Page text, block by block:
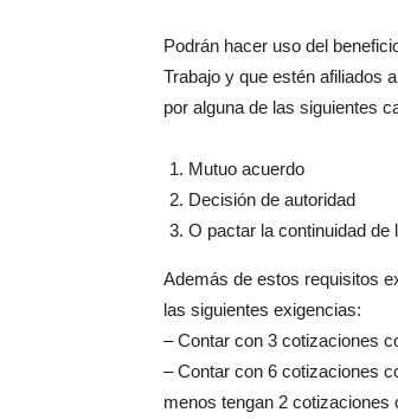
Podrán hacer uso del
Trabajo y que estén afiliados
por alguna de las siguientes
Mutuo acuerdo
Decisión de autoridad
O pactar la continuidad de
Además de estos requisitos
las siguientes exigencias:
– Contar con 3 cotizaciones
– Contar con 6 cotizaciones
menos tengan 2